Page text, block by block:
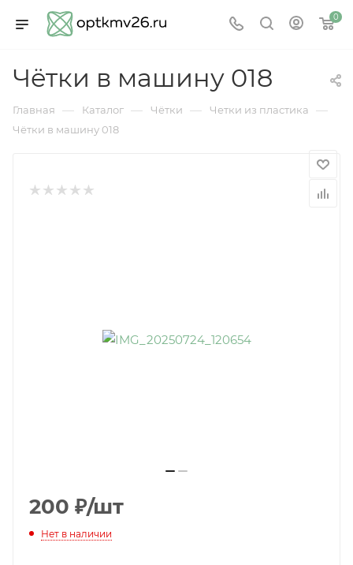
0
Чётки в машину 018
Главная — Каталог — Чётки — Четки из пластика —
Чётки в машину 018
200 ₽/шт
Нет в наличии